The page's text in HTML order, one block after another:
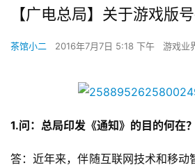
【广电总局】关于游戏版
茶馆小二 2016年7月7日 5:18 下午 游戏业
1.问：总局印发《通知》的目的何在？
答：近年来，伴随互联网技术和移动